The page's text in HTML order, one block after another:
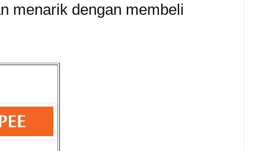
menarik dengan membeli